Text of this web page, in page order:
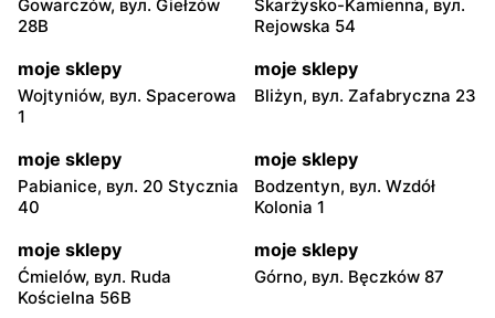
Gowarczów, вул. Giełzów
28B
Skarżysko-Kamienna, вул.
Rejowska 54
moje sklepy
Wojtyniów, вул. Spacerowa
1
moje sklepy
Bliżyn, вул. Zafabryczna 23
moje sklepy
Pabianice, вул. 20 Stycznia
40
moje sklepy
Bodzentyn, вул. Wzdół
Kolonia 1
moje sklepy
Ćmielów, вул. Ruda
Kościelna 56B
moje sklepy
Górno, вул. Bęczków 87